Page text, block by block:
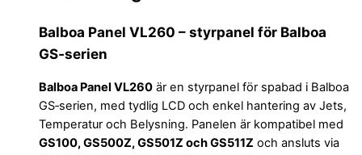
Balboa Panel VL260 – styrpanel för Balboa
GS‑serien
Balboa Panel VL260 är en styrpanel för spabad i Balboa
GS‑serien, med tydlig LCD och enkel hantering av Jets,
Temperatur och Belysning. Panelen är kompatibel med
GS100, GS500Z, GS501Z och GS511Z och ansluts via